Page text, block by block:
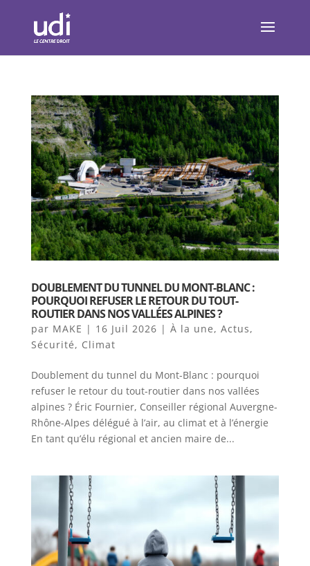
DOUBLEMENT DU TUNNEL DU MONT-BLANC :
POURQUOI REFUSER LE RETOUR DU TOUT-
ROUTIER DANS NOS VALLÉES ALPINES ?
par MAKE | 16 Juil 2026 | À la une, Actus,
Sécurité, Climat
Doublement du tunnel du Mont-Blanc : pourquoi
refuser le retour du tout-routier dans nos vallées
alpines ? Éric Fournier, Conseiller régional Auvergne-
Rhône-Alpes délégué à l’air, au climat et à l’énergie
En tant qu’élu régional et ancien maire de...